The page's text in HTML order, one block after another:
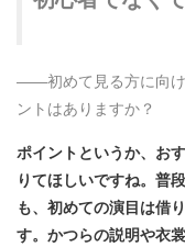
――初めて見る方に向
ントはありますか？
ポイントというか、お
りてほしいですね。普
も、初めての演目は借
す。かつらの説明や衣